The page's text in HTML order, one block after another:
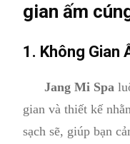
gian ấm
1. Không Gian
Jang Mi Spa
gian và thiết kế
sạch sẽ, giúp bạn